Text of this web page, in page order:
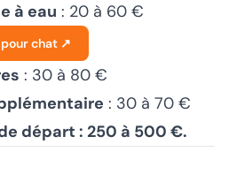
à eau : 20 à 60 €
pour chat ↗
: 30 à 80 €
: 30 à 70 €
départ : 250 à 500 €.